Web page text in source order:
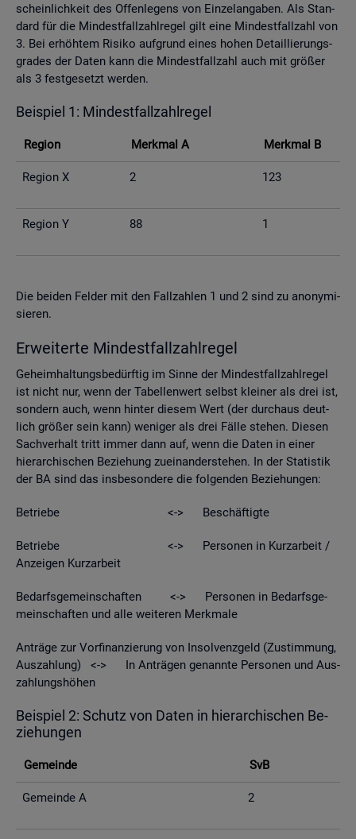
schein­lich­keit des Of­fen­le­gens von Ein­zel­an­ga­ben. Als Stan­
dard für die Min­dest­fall­zahl­re­gel gilt eine Min­dest­fall­zahl von
3. Bei er­höh­tem Ri­si­ko auf­grund eines hohen De­tail­lie­rungs­
gra­des der Daten kann die Min­dest­fall­zahl auch mit grö­ßer
als 3 fest­ge­setzt wer­den.
Bei­spiel 1: Min­dest­fall­zahl­re­gel
Re­gi­on Merk­mal A Merk­mal B
Re­gi­on X 2 123
Re­gi­on Y 88 1
Die bei­den Fel­der mit den Fall­zah­len 1 und 2 sind zu an­ony­mi­
sie­ren.
Er­wei­ter­te Min­dest­fall­zahl­re­gel
Ge­heim­hal­tungs­be­dürf­tig im Sinne der Min­dest­fall­zahl­re­gel
ist nicht nur, wenn der Ta­bel­len­wert selbst klei­ner als drei ist,
son­dern auch, wenn hin­ter die­sem Wert (der durch­aus deut­
lich grö­ßer sein kann) we­ni­ger als drei Fälle ste­hen. Die­sen
Sach­ver­halt tritt immer dann auf, wenn die Daten in einer
hier­ar­chi­schen Be­zie­hung zu­ein­an­der­ste­hen. In der Sta­tis­tik
der BA sind das ins­be­son­de­re die fol­gen­den Be­zie­hun­gen:
Be­trie­be <-> Be­schäf­tig­te
Be­trie­be <-> Per­so­nen in Kurz­ar­beit /
An­zei­gen Kurz­ar­beit
Be­darfs­ge­mein­schaf­ten <-> Per­so­nen in Be­darfs­ge­
mein­schaf­ten und alle wei­te­ren Merk­ma­le
An­trä­ge zur Vor­fi­nan­zie­rung von In­sol­venz­geld (Zu­stim­mung,
Aus­zah­lung) <-> In An­trä­gen ge­nann­te Per­so­nen und Aus­
zah­lungs­hö­hen
Bei­spiel 2: Schutz von Daten in hier­ar­chi­schen Be­
zie­hun­gen
Ge­mein­de SvB
Ge­mein­de A 2